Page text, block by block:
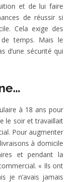
et de lui faire
de réussir si
Cela exige des
temps. Mais le
d’une sécurité qui
à 18 ans pour
le soir et travaillait
Pour augmenter
à domicile
et pendant la
« Ils ont
je n’avais jamais